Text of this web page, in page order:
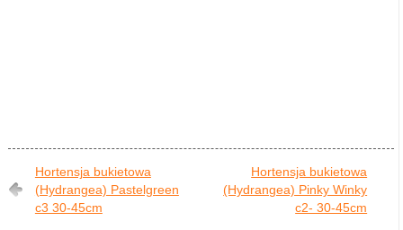
Hortensja bukietowa
(Hydrangea) Pastelgreen
c3 30-45cm
Hortensja bukietowa
(Hydrangea) Pinky Winky
c2- 30-45cm